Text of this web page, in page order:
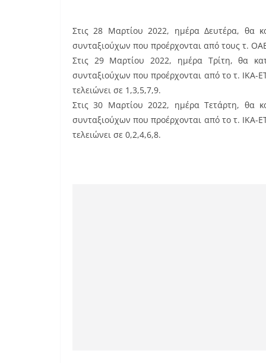
Στις 28 Μαρτίου 2022, ημέρα Δευτέρα, θα
συνταξιούχων που προέρχονται από τους τ.
Στις 29 Μαρτίου 2022, ημέρα Τρίτη, θα
συνταξιούχων που προέρχονται από το τ. ΙΚΑ-
τελειώνει σε 1,3,5,7,9.
Στις 30 Μαρτίου 2022, ημέρα Τετάρτη, θα
συνταξιούχων που προέρχονται από το τ. ΙΚΑ-
τελειώνει σε 0,2,4,6,8.